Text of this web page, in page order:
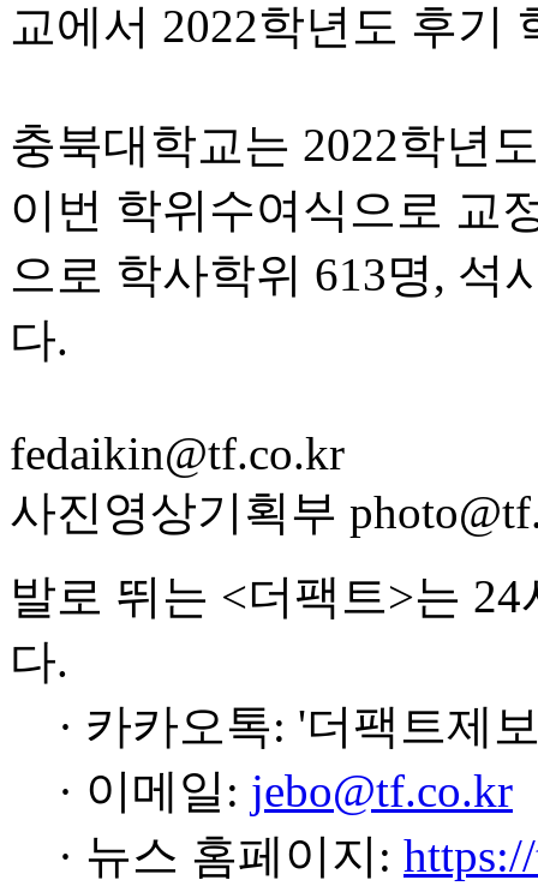
교에서 2022학년도 후기
충북대학교는 2022학년
이번 학위수여식으로 교
으로 학사학위 613명, 석
다.
fedaikin@tf.co.kr
사진영상기획부
발로 뛰는 <더팩트>는
다.
· 카카오톡: '더팩트제
· 이메일: jebo@tf.co.kr
· 뉴스 홈페이지: